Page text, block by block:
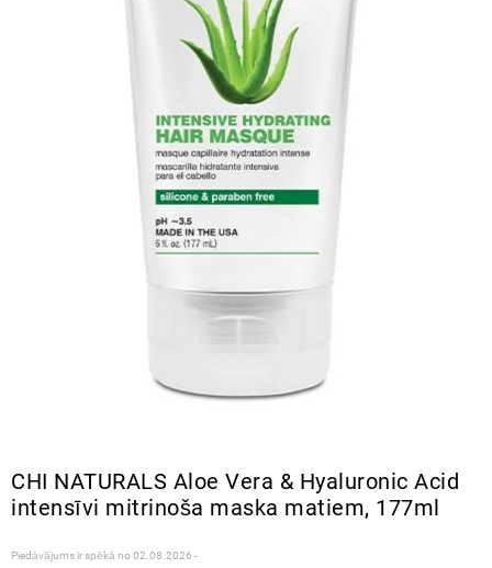
CHI NATURALS Aloe Vera & Hyaluronic Acid
intensīvi mitrinoša maska matiem, 177ml
Piedāvājums ir spēkā no 02.08.2026 -